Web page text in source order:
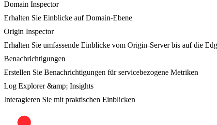
Domain Inspector
Erhalten Sie Einblicke auf Domain-Ebene
Origin Inspector
Erhalten Sie umfassende Einblicke vom Origin-Server bis auf die
Benachrichtigungen
Erstellen Sie Benachrichtigungen für servicebezogene Metriken
Log Explorer &amp; Insights
Interagieren Sie mit praktischen Einblicken